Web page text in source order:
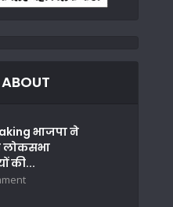
भाजपा ने
लोकसभा
की...